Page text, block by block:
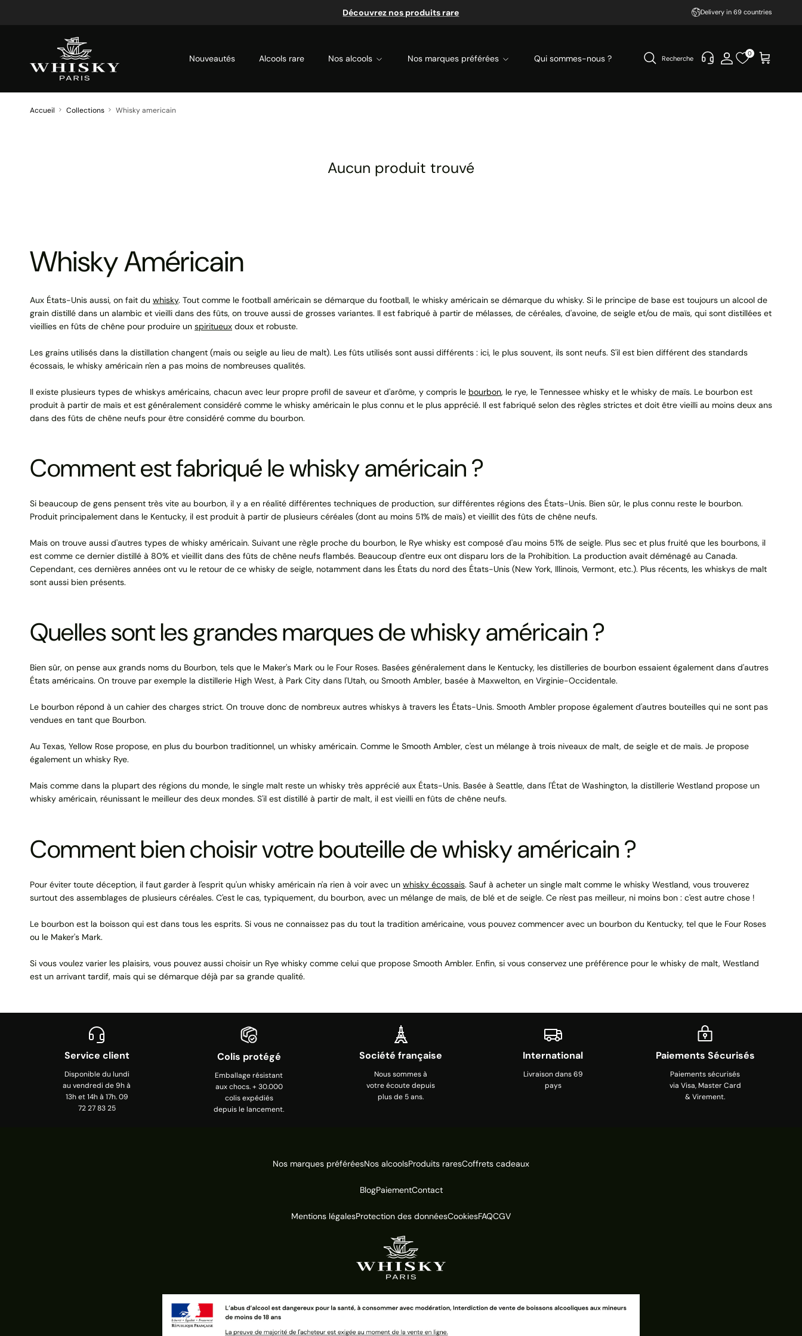
Découvrez nos produits rare Delivery in 69 countries
Nouveautés Alcools rare Nos alcools Nos marques préférées Qui sommes-nous ? Recherche
0
Accueil Collections Whisky americain
Aucun produit trouvé
Whisky Américain
Aux États-Unis aussi, on fait du whisky. Tout comme le football américain se démarque du football, le whisky américain se démarque du whisky. Si le principe de base est toujours un alcool de
grain distillé dans un alambic et vieilli dans des fûts, on trouve aussi de grosses variantes. Il est fabriqué à partir de mélasses, de céréales, d'avoine, de seigle et/ou de maïs, qui sont distillées et
vieillies en fûts de chêne pour produire un spiritueux doux et robuste.
Les grains utilisés dans la distillation changent (mais ou seigle au lieu de malt). Les fûts utilisés sont aussi différents : ici, le plus souvent, ils sont neufs. S'il est bien différent des standards
écossais, le whisky américain n'en a pas moins de nombreuses qualités.
Il existe plusieurs types de whiskys américains, chacun avec leur propre profil de saveur et d'arôme, y compris le bourbon, le rye, le Tennessee whisky et le whisky de maïs. Le bourbon est
produit à partir de maïs et est généralement considéré comme le whisky américain le plus connu et le plus apprécié. Il est fabriqué selon des règles strictes et doit être vieilli au moins deux ans
dans des fûts de chêne neufs pour être considéré comme du bourbon.
Comment est fabriqué le whisky américain ?
Si beaucoup de gens pensent très vite au bourbon, il y a en réalité différentes techniques de production, sur différentes régions des États-Unis. Bien sûr, le plus connu reste le bourbon.
Produit principalement dans le Kentucky, il est produit à partir de plusieurs céréales (dont au moins 51% de maïs) et vieillit des fûts de chêne neufs.
Mais on trouve aussi d'autres types de whisky américain. Suivant une règle proche du bourbon, le Rye whisky est composé d'au moins 51% de seigle. Plus sec et plus fruité que les bourbons, il
est comme ce dernier distillé à 80% et vieillit dans des fûts de chêne neufs flambés. Beaucoup d'entre eux ont disparu lors de la Prohibition. La production avait déménagé au Canada.
Cependant, ces dernières années ont vu le retour de ce whisky de seigle, notamment dans les États du nord des États-Unis (New York, Illinois, Vermont, etc.). Plus récents, les whiskys de malt
sont aussi bien présents.
Quelles sont les grandes marques de whisky américain ?
Bien sûr, on pense aux grands noms du Bourbon, tels que le Maker's Mark ou le Four Roses. Basées généralement dans le Kentucky, les distilleries de bourbon essaient également dans d'autres
États américains. On trouve par exemple la distillerie High West, à Park City dans l'Utah, ou Smooth Ambler, basée à Maxwelton, en Virginie-Occidentale.
Le bourbon répond à un cahier des charges strict. On trouve donc de nombreux autres whiskys à travers les États-Unis. Smooth Ambler propose également d'autres bouteilles qui ne sont pas
vendues en tant que Bourbon.
Au Texas, Yellow Rose propose, en plus du bourbon traditionnel, un whisky américain. Comme le Smooth Ambler, c'est un mélange à trois niveaux de malt, de seigle et de maïs. Je propose
également un whisky Rye.
Mais comme dans la plupart des régions du monde, le single malt reste un whisky très apprécié aux États-Unis. Basée à Seattle, dans l'État de Washington, la distillerie Westland propose un
whisky américain, réunissant le meilleur des deux mondes. S'il est distillé à partir de malt, il est vieilli en fûts de chêne neufs.
Comment bien choisir votre bouteille de whisky américain ?
Pour éviter toute déception, il faut garder à l'esprit qu'un whisky américain n'a rien à voir avec un whisky écossais. Sauf à acheter un single malt comme le whisky Westland, vous trouverez
surtout des assemblages de plusieurs céréales. C'est le cas, typiquement, du bourbon, avec un mélange de maïs, de blé et de seigle. Ce n'est pas meilleur, ni moins bon : c'est autre chose !
Le bourbon est la boisson qui est dans tous les esprits. Si vous ne connaissez pas du tout la tradition américaine, vous pouvez commencer avec un bourbon du Kentucky, tel que le Four Roses
ou le Maker's Mark.
Si vous voulez varier les plaisirs, vous pouvez aussi choisir un Rye whisky comme celui que propose Smooth Ambler. Enfin, si vous conservez une préférence pour le whisky de malt, Westland
est un arrivant tardif, mais qui se démarque déjà par sa grande qualité.
Service client
Disponible du lundi
au vendredi de 9h à
13h et 14h à 17h. 09
72 27 83 25
Colis protégé
Emballage résistant
aux chocs. + 30.000
colis expédiés
depuis le lancement.
Société française
Nous sommes à
votre écoute depuis
plus de 5 ans.
International
Livraison dans 69
pays
Paiements Sécurisés
Paiements sécurisés
via Visa, Master Card
& Virement.
Nos marques préféréesNos alcoolsProduits raresCoffrets cadeaux
BlogPaiementContact
Mentions légalesProtection des donnéesCookiesFAQCGV